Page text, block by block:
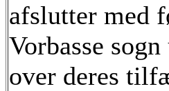
afslutter med
Vorbasse
over deres